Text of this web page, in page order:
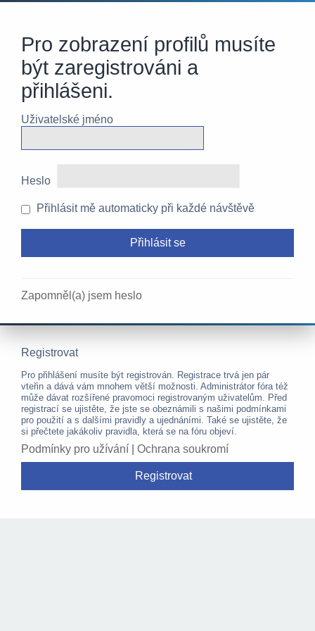
Pro zobrazení profilů musíte
být zaregistrováni a
přihlášeni.
Uživatelské jméno
Heslo
Přihlásit mě automaticky při každé návštěvě
Zapomněl(a) jsem heslo
Registrovat
Pro přihlášení musíte být registrován. Registrace trvá jen pár
vteřin a dává vám mnohem větší možnosti. Administrátor fóra též
může dávat rozšířené pravomoci registrovaným uživatelům. Před
registrací se ujistěte, že jste se obeznámili s našimi podmínkami
pro použití a s dalšími pravidly a ujednáními. Také se ujistěte, že
si přečtete jakákoliv pravidla, která se na fóru objeví.
Podmínky pro užívání Ochrana soukromí
Registrovat